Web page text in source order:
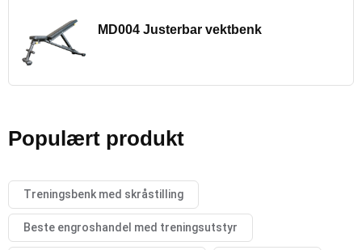
MD004 Justerbar vektbenk
Populært produkt
Treningsbenk med skråstilling
Beste engroshandel med treningsutstyr